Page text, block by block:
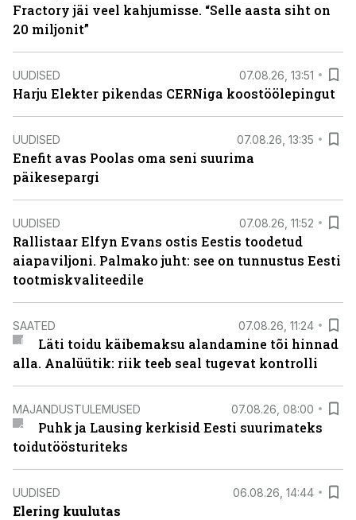
Fractory jäi veel kahjumisse. “Selle aasta siht on
20 miljonit”
UUDISED 07.08.26, 13:51
Harju Elekter pikendas CERNiga koostöölepingut
UUDISED 07.08.26, 13:35
Enefit avas Poolas oma seni suurima
päikesepargi
UUDISED 07.08.26, 11:52
Rallistaar Elfyn Evans ostis Eestis toodetud
aiapaviljoni. Palmako juht: see on tunnustus Eesti
tootmiskvaliteedile
SAATED 07.08.26, 11:24
Läti toidu käibemaksu alandamine tõi hinnad
alla. Analüütik: riik teeb seal tugevat kontrolli
MAJANDUSTULEMUSED 07.08.26, 08:00
Puhk ja Lausing kerkisid Eesti suurimateks
toidutöösturiteks
UUDISED 06.08.26, 14:44
Elering kuulutas